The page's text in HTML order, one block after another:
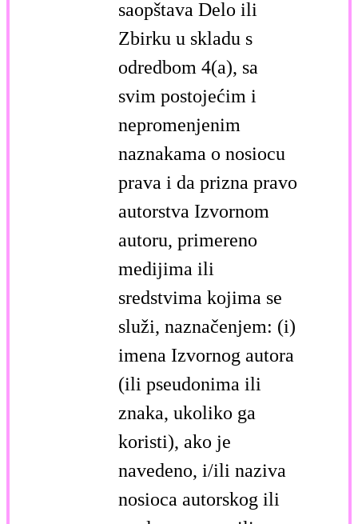
saopštava Delo ili
Zbirku u skladu s
odredbom 4(a), sa
svim postojećim i
nepromenjenim
naznakama o nosiocu
prava i da prizna pravo
autorstva Izvornom
autoru, primereno
medijima ili
sredstvima kojima se
služi, naznačenjem: (i)
imena Izvornog autora
(ili pseudonima ili
znaka, ukoliko ga
koristi), ako je
navedeno, i/ili naziva
nosioca autorskog ili